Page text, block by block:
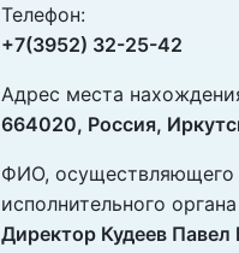
Телефон:
+7(3952) 32-25-42
Адрес места
664020, Россия,
ФИО, осуществляющего
исполнительного
Директор Кудеев